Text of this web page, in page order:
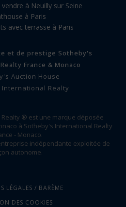
à Neuilly sur Seine
à Paris
avec terrasse à Paris
et de prestige Sotheby's
France & Monaco
Auction House
International Realty
® est une marque déposée
à Sotheby's International Realty
- Monaco.
indépendante exploitée de
autonome.
LÉGALES / BARÈME
DES COOKIES